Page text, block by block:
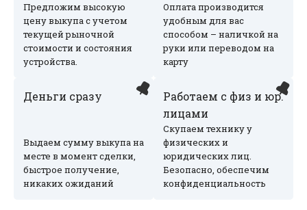
Предложим высокую
цену выкупа с учетом
текущей рыночной
стоимости и состояния
устройства.
Оплата производится
удобным для вас
способом – наличкой на
руки или переводом на
карту
Деньги сразу
Выдаем сумму выкупа на
месте в момент сделки,
быстрое получение,
никаких ожиданий
Работаем с физ и юр.
лицами
Скупаем технику у
физических и
юридических лиц.
Безопасно, обеспечим
конфиденциальность